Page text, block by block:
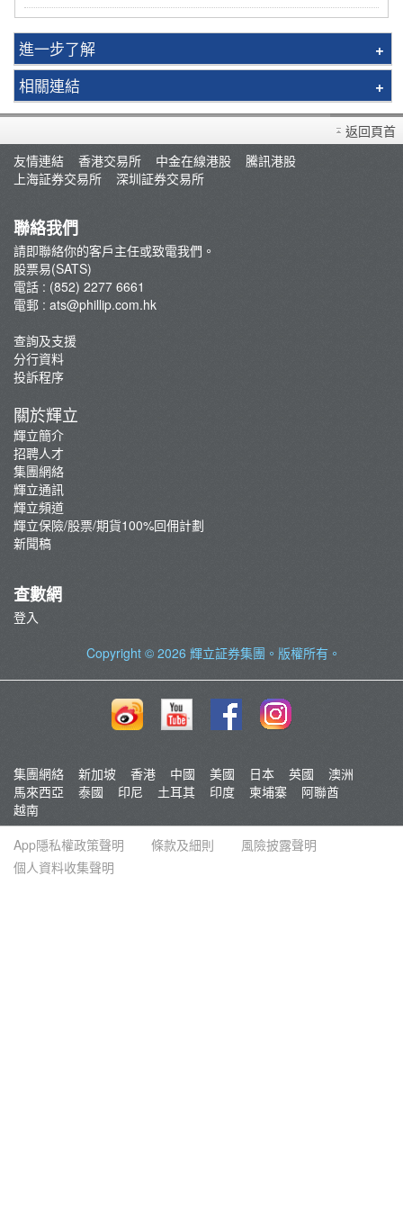
進一步了解
外期易(PATS)
期貨易(FATS)
外匯易(XATS)
相關連結
下載 股票易 系統
下載 股票易 用戶指南
常見問題
返回頁首
友情連結
香港交易所 中金在線港股
騰訊港股
上海証券交易所
深圳証券交易所
聯絡我們
請即聯絡你的客戶主任或致電我們。
股票易(SATS)
電話 : (852) 2277 6661
電郵 : ats@phillip.com.hk
查詢及支援
分行資料
投訴程序
關於輝立
輝立簡介
招聘人才
集團網絡
輝立通訊
輝立頻道
輝立保險/股票/期貨100%回佣計劃
新聞稿
查數網
登入
Copyright © 2026 輝立証券集團 。版權所有。
集團網絡 新加坡 香港 中國 美國 日本 英國
澳洲
馬來西亞
泰國 印尼 土耳其 印度 柬埔寨
阿聯酋
越南
App隱私權政策聲明
條款及細則
風險披露聲明
個人資料收集聲明